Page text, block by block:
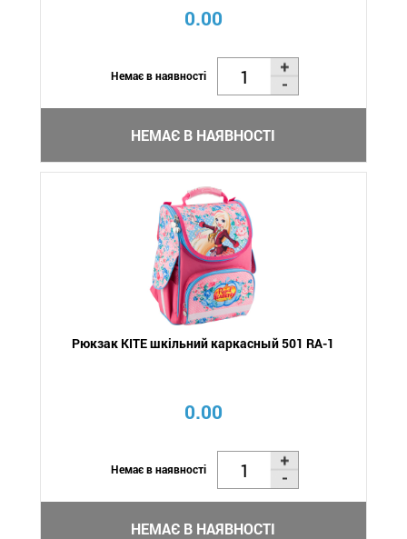
0.00
Немає в наявності
НЕМАЄ В НАЯВНОСТІ
Рюкзак KITE шкільний каркасный 501 RA-1
0.00
Немає в наявності
НЕМАЄ В НАЯВНОСТІ